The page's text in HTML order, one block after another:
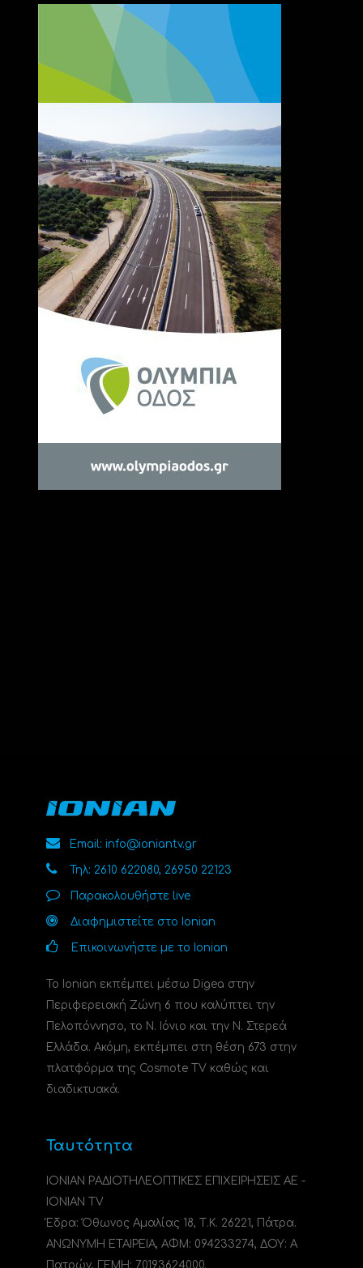
Email: info@ioniantv.gr
Τηλ: 2610 622080, 26950 22123
Παρακολουθήστε live
Διαφημιστείτε στο Ionian
Επικοινωνήστε με το Ionian
Το Ionian εκπέμπει μέσω Digea στην
Περιφερειακή Ζώνη 6 που καλύπτει την
Πελοπόννησο, το N. Ιόνιο και την Ν. Στερεά
Ελλάδα. Ακόμη, εκπέμπει στη θέση 673 στην
πλατφόρμα της Cosmote TV καθώς και
διαδικτυακά.
Ταυτότητα
ΙΟΝΙΑΝ ΡΑΔΙΟΤΗΛΕΟΠΤΙΚΕΣ ΕΠΙΧΕΙΡΗΣΕΙΣ ΑΕ -
IONIAN TV
Έδρα: Όθωνος Αμαλίας 18, Τ.Κ. 26221, Πάτρα.
ΑΝΩΝΥΜΗ ΕΤΑΙΡΕΙΑ, ΑΦΜ: 094233274, ΔΟΥ: A
Πατρών, ΓΕΜΗ: 70193624000.